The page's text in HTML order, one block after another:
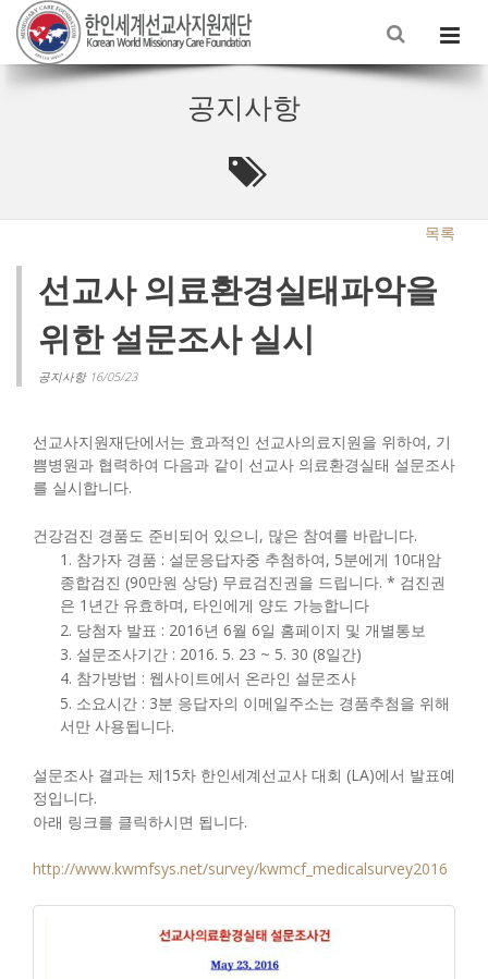
공지사항
목록
선교사 의료환경실태파악을
위한 설문조사 실시
공지사항 16/05/23
선교사지원재단에서는 효과적인 선교사의료지원을 위하여, 기
쁨병원과 협력하여 다음과 같이 선교사 의료환경실태 설문조사
를 실시합니다.
건강검진 경품도 준비되어 있으니, 많은 참여를 바랍니다.
1. 참가자 경품 : 설문응답자중 추첨하여, 5분에게 10대암
종합검진 (90만원 상당) 무료검진권을 드립니다. * 검진권
은 1년간 유효하며, 타인에게 양도 가능합니다
2. 당첨자 발표 : 2016년 6월 6일 홈페이지 및 개별통보
3. 설문조사기간 : 2016. 5. 23 ~ 5. 30 (8일간)
4. 참가방법 : 웹사이트에서 온라인 설문조사
5. 소요시간 : 3분 응답자의 이메일주소는 경품추첨을 위해
서만 사용됩니다.
설문조사 결과는 제15차 한인세계선교사 대회 (LA)에서 발표예
정입니다.
아래 링크를 클릭하시면 됩니다.
http://www.kwmfsys.net/survey/kwmcf_medicalsurvey2016